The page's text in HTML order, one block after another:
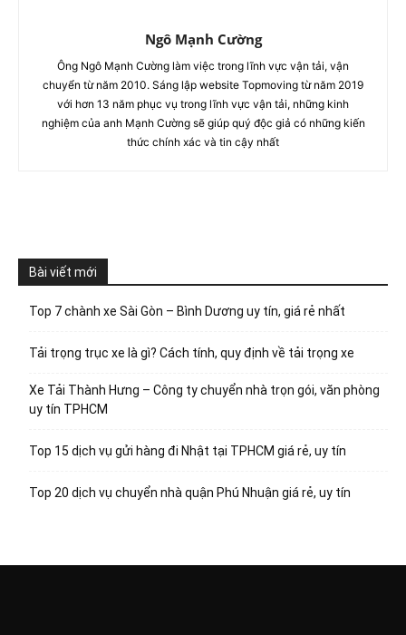
Ngô Mạnh Cường
Ông Ngô Mạnh Cường làm việc trong lĩnh vực vận tải, vận
chuyển từ năm 2010. Sáng lập website Topmoving từ năm 2019
với hơn 13 năm phục vụ trong lĩnh vực vận tải, những kinh
nghiệm của anh Mạnh Cường sẽ giúp quý độc giả có những kiến
thức chính xác và tin cậy nhất
Bài viết mới
Top 7 chành xe Sài Gòn – Bình Dương uy tín, giá rẻ nhất
Tải trọng trục xe là gì? Cách tính, quy định về tải trọng xe
Xe Tải Thành Hưng – Công ty chuyển nhà trọn gói, văn phòng
uy tín TPHCM
Top 15 dịch vụ gửi hàng đi Nhật tại TPHCM giá rẻ, uy tín
Top 20 dịch vụ chuyển nhà quận Phú Nhuận giá rẻ, uy tín